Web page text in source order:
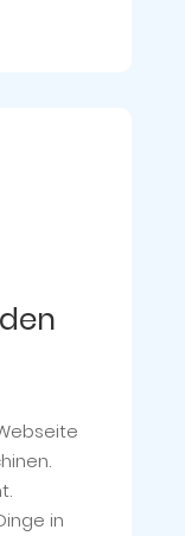
in